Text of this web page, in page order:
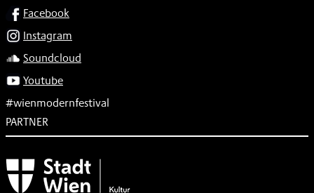
SOCIALFacebook
Instagram
Soundcloud
Youtube
#wienmodernfestival
PARTNER
Subventionsgeber